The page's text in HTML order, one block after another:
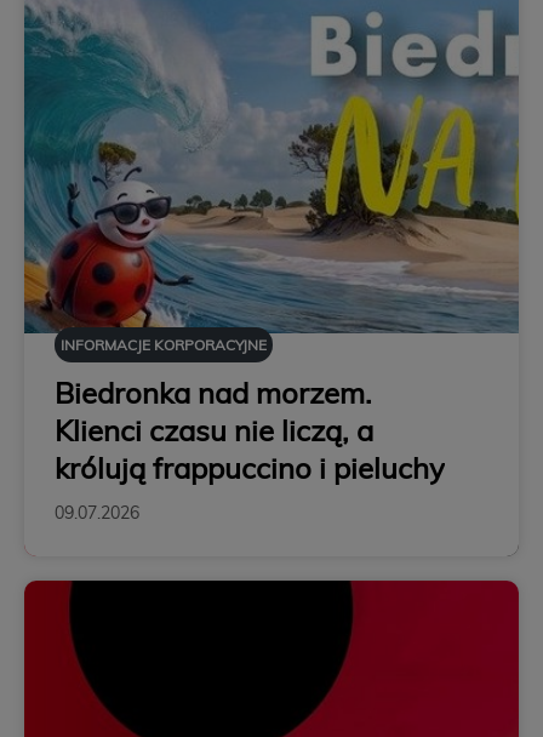
INFORMACJE KORPORACYJNE
Biedronka nad morzem.
Klienci czasu nie liczą, a
królują frappuccino i pieluchy
09.07.2026